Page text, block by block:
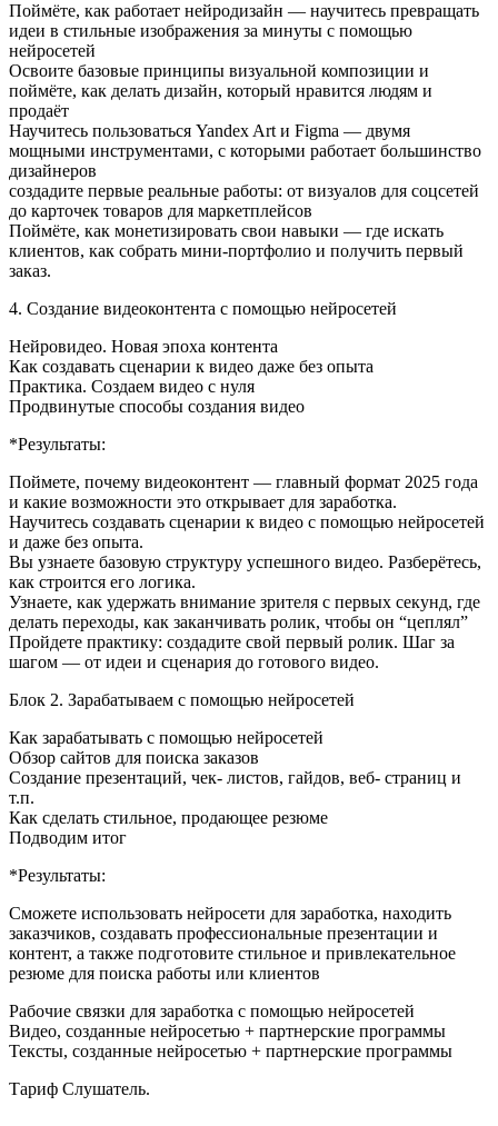
Поймёте, как работает нейродизайн — научитесь превращать
идеи в стильные изображения за минуты с помощью
нейросетей
Освоите базовые принципы визуальной композиции и
поймёте, как делать дизайн, который нравится людям и
продаёт
Научитесь пользоваться Yandex Art и Figma — двумя
мощными инструментами, с которыми работает большинство
дизайнеров
создадите первые реальные работы: от визуалов для соцсетей
до карточек товаров для маркетплейсов
Поймёте, как монетизировать свои навыки — где искать
клиентов, как собрать мини-портфолио и получить первый
заказ.
4. Создание видеоконтента с помощью нейросетей
Нейровидео. Новая эпоха контента
Как создавать сценарии к видео даже без опыта
Практика. Создаем видео с нуля
Продвинутые способы создания видео
*Результаты:
Поймете, почему видеоконтент — главный формат 2025 года
и какие возможности это открывает для заработка.
Научитесь создавать сценарии к видео с помощью нейросетей
и даже без опыта.
Вы узнаете базовую структуру успешного видео. Разберётесь,
как строится его логика.
Узнаете, как удержать внимание зрителя с первых секунд, где
делать переходы, как заканчивать ролик, чтобы он “цеплял”
Пройдете практику: создадите свой первый ролик. Шаг за
шагом — от идеи и сценария до готового видео.
Блок 2. Зарабатываем с помощью нейросетей
Как зарабатывать с помощью нейросетей
Обзор сайтов для поиска заказов
Создание презентаций, чек- листов, гайдов, веб- страниц и
т.п.
Как сделать стильное, продающее резюме
Подводим итог
*Результаты:
Сможете использовать нейросети для заработка, находить
заказчиков, создавать профессиональные презентации и
контент, а также подготовите стильное и привлекательное
резюме для поиска работы или клиентов
Рабочие связки для заработка с помощью нейросетей
Видео, созданные нейросетью + партнерские программы
Тексты, созданные нейросетью + партнерские программы
Тариф Слушатель.